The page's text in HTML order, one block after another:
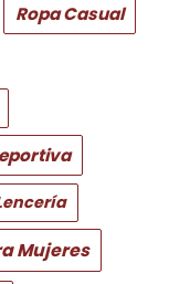
Ropa Casual
Mujeres